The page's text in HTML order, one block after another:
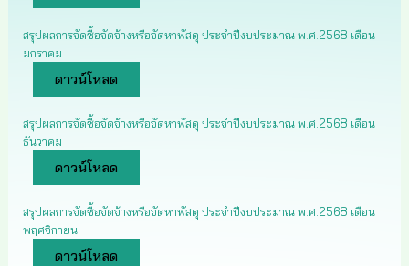
สรุปผลการจัดซื้อจัดจ้างหรือจัดหาพัสดุ ประจำปีงบประมาณ พ.ศ.2568 เดือน
มกราคม
ดาวน์โหลด
สรุปผลการจัดซื้อจัดจ้างหรือจัดหาพัสดุ ประจำปีงบประมาณ พ.ศ.2568 เดือน
ธันวาคม
ดาวน์โหลด
สรุปผลการจัดซื้อจัดจ้างหรือจัดหาพัสดุ ประจำปีงบประมาณ พ.ศ.2568 เดือน
พฤศจิกายน
ดาวน์โหลด